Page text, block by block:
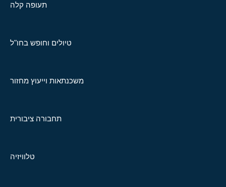
תעופה קלה
טיולים וחופש בחו"ל
משכנתאות וייעוץ מחזור
תחבורה ציבורית
טלוויזיה